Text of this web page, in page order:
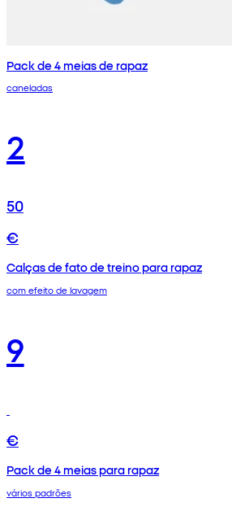
Pack de 4 meias de rapaz
caneladas
2
50
€
Calças de fato de treino para rapaz
com efeito de lavagem
9
€
Pack de 4 meias para rapaz
vários padrões